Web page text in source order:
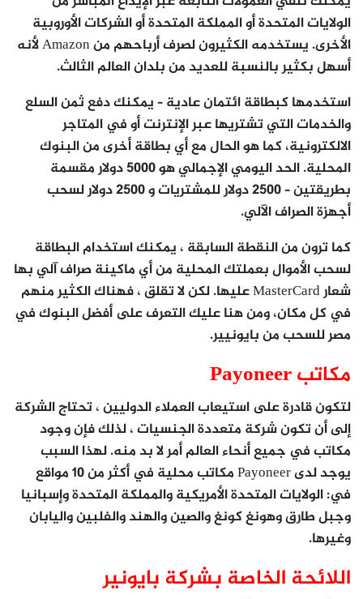
الولايات المتحدة أو المملكة المتحدة أو الشركات الأوروبية
الأخرى. يستخدمه الكثيرون لصرف أرباحهم من Amazon لأنه
أسهل بكثير بالنسبة للعديد من بلدان العالم الثالث.
استخدمها كبطاقة ائتمان عادية – يمكنك دفع ثمن السلع
والخدمات التي تشتريها عبر الإنترنت أو في المتاجر
الالكترونية، كما هو الحال مع أي بطاقة أخرى من البنوك
المحلية. الحد اليومي الإجمالي هو 5000 دولار مقسمة
بطريقتين – 2500 دولار للمشتريات و 2500 دولار لسحب
أجهزة الصراف الآلي.
كما ترون من النقطة السابقة ، يمكنك استخدام البطاقة
لسحب الأموال بعملتك المحلية من أي ماكينة صراف آلي بها
شعار MasterCard عليها. لكن لا تقلق ، فهناك الكثير منهم
في كل مكان، ومن هنا عليك التعرف على أفضل البنوك في
مصر للسحب من بايونيير.
مكاتب Payoneer
لتكون قادرة على استيعاب العملاء الدوليين ، تحتاج الشركة
إلى أن تكون شركة متعددة الجنسيات ، لذلك فإن وجود
مكاتب في جميع أنحاء العالم أمر لا بد منه. لهذا السبب
يوجد لدى Payoneer مكاتب محلية في أكثر من 10 مواقع
في: الولايات المتحدة الأمريكية والمملكة المتحدة وإسبانيا
وجبل طارق وهونغ كونغ والصين والهند والفلبين واليابان
وغيرها.
اللائحة الخاصة بشركة بايونير